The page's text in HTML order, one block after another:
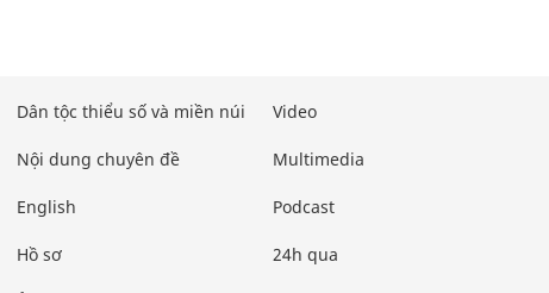
Dân tộc thiểu số và miền núi
Nội dung chuyên đề
English
Hồ sơ
Video
Multimedia
Podcast
24h qua